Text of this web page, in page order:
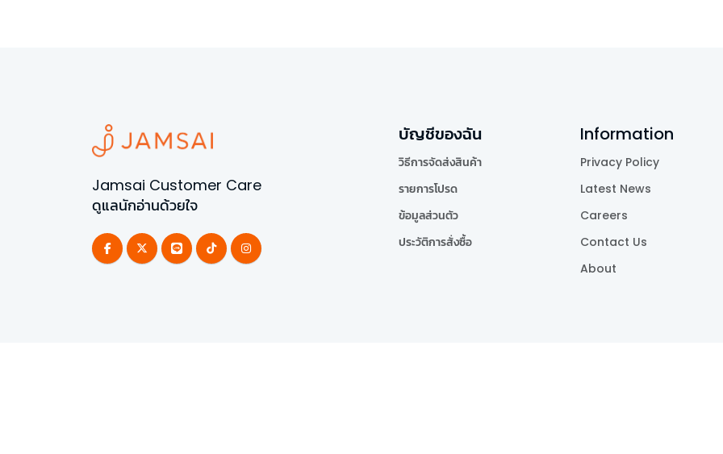
Jamsai Customer Care
ดูแลนักอ่านด้วยใจ
บัญชีของฉัน
วิธีการจัดส่งสินค้า
รายการโปรด
ข้อมูลส่วนตัว
ประวัติการสั่งซื้อ
Information
Privacy Policy
Latest News
Careers
Contact Us
About